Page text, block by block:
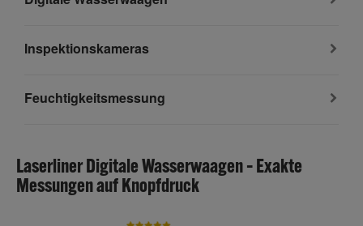
Inspektionskameras
Feuchtigkeitsmessung
Laserliner Digitale Wasserwaagen – Exakte
Messungen auf Knopfdruck